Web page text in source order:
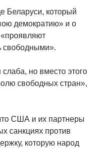
Беларуси, который
демократию» и о
свободными».
но вместо этого
свободных стран»,
США и их партнеры
санкциях против
которую народ